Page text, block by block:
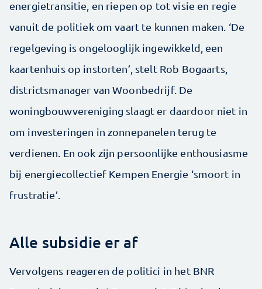
energietransitie, en riepen op tot visie en regie
vanuit de politiek om vaart te kunnen maken. ‘De
regelgeving is ongelooglijk ingewikkeld, een
kaartenhuis op instorten’, stelt Rob Bogaarts,
districtsmanager van Woonbedrijf. De
woningbouwvereniging slaagt er daardoor niet in
om investeringen in zonnepanelen terug te
verdienen. En ook zijn persoonlijke enthousiasme
bij energiecollectief Kempen Energie ‘smoort in
frustratie’.
Alle subsidie er af
Vervolgens reageren de politici in het BNR